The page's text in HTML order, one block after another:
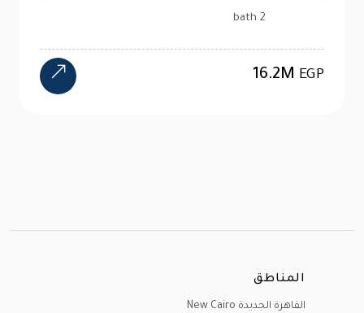
11.7MEGP
المناطق
القاهرة الجديدة New Cairo